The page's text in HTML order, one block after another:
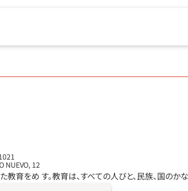
NUEVO, 12
教育をめ す。教育は、すべての人びと、民族、国の